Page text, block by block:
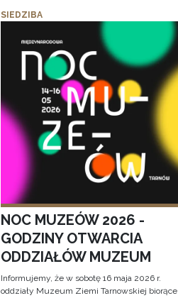
SIEDZIBA
NOC MUZEÓW 2026 -
GODZINY OTWARCIA
ODDZIAŁÓW MUZEUM
Informujemy, że w sobotę 16 maja 2026 r.
oddziały Muzeum Ziemi Tarnowskiej biorące